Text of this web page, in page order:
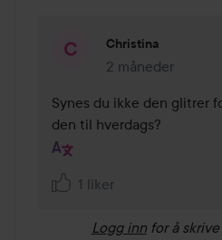
Christina
2 måneder
Kommentaren
Synes du ikke den glitrer
den til hverdags?
1 liker
Logg inn for å